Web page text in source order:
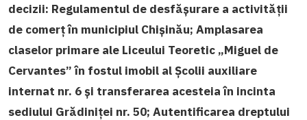
decizii: Regulamentul de desfășurare a activității
de comerț în municipiul Chișinău; Amplasarea
claselor primare ale Liceului Teoretic „Miguel de
Cervantes” în fostul imobil al Şcolii auxiliare
internat nr. 6 și transferarea acesteia în incinta
sediului Grădiniţei nr. 50; Autentificarea dreptului